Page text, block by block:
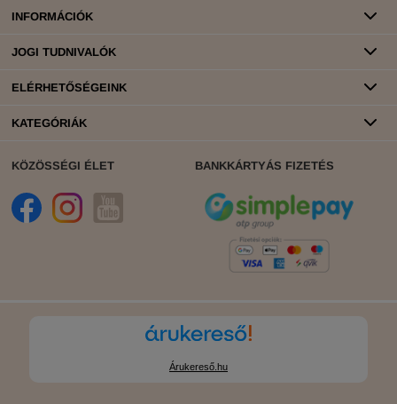
INFORMÁCIÓK
JOGI TUDNIVALÓK
ELÉRHETŐSÉGEINK
KATEGÓRIÁK
KÖZÖSSÉGI ÉLET BANKKÁRTYÁS FIZETÉS
Árukereső.hu